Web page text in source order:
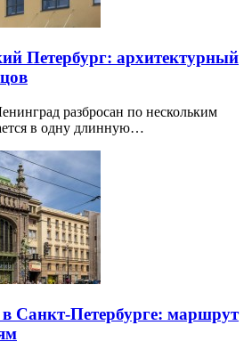
Петербург: архитектурный
разбросан по нескольким
в одну длинную…
Санкт-Петербурге: маршрут